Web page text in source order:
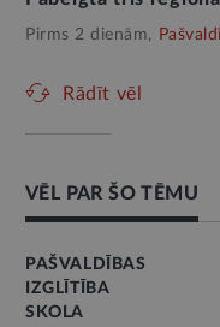
Pirms 2 dienām,
Rādīt vēl
VĒL PAR ŠO TĒMU
PAŠVALDĪBAS
IZGLĪTĪBA
SKOLA